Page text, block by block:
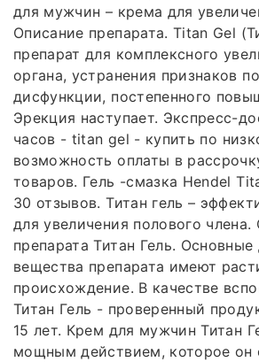
для мужчин – крема для
Описание препарата. Titan Gel
препарат для комплексного
органа, устранения признаков
дисфункции, постепенного
Эрекция наступает. Экспресс-
часов - titan gel - купить по
возможность оплаты в
товаров. Гель -смазка Hendel
30 отзывов. Титан гель –
для увеличения полового члена.
препарата Титан Гель.
вещества препарата имеют
происхождение. В качестве
Титан Гель - проверенный
15 лет. Крем для мужчин Титан
мощным действием, которое он